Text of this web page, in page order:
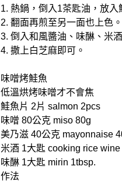
1. 熱鍋，倒入1茶匙油，放
2. 翻面再煎至另一面也上色。
3. 倒入和風醬油、味醂、米
4. 撒上白芝麻即可。
味噌烤鮭魚
低溫烘烤味噌才不會焦
鮭魚片 2片 salmon 2pcs
味噌 80公克 miso 80g
美乃滋 40公克 mayonnaise
米酒 1大匙 cooking rice wine
味醂 1大匙 mirin 1tbsp.
作法